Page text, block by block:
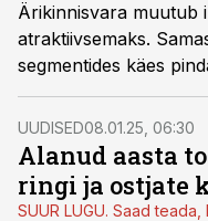
Ärikinnisvara muutub
atraktiivsemaks.
segmentides käes
lahendus on olemas,
LHV Pensionifondide
Rait Riim ja
UUDISED08.01.25, 06:30
Alanud aasta
ringi ja ostjate
SUUR LUGU. Saad